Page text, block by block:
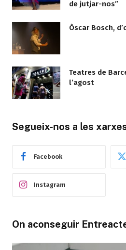
de jutjar-nos”
Òscar Bosch,
Teatres de
l’agost
Segueix-nos a les
Facebook
Instagram
On aconseguir